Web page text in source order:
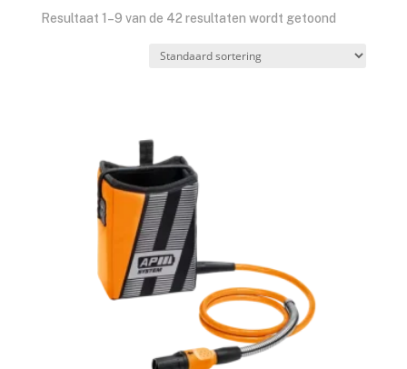
Resultaat 1–9 van de 42 resultaten wordt getoond